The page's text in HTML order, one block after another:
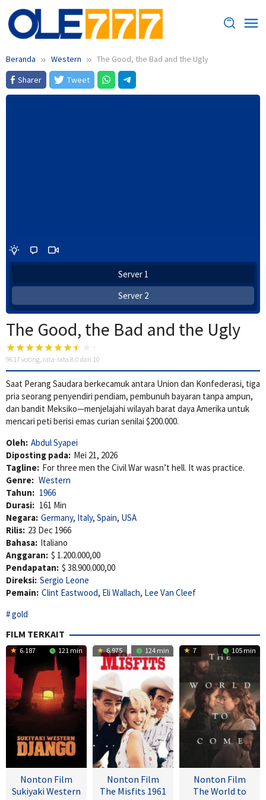
Loncat
ke
konten
Beranda Western
The Good, the Bad and the Ugly
Sharer
Tweet
Server 1
Server 2
The Good, the Bad and the Ugly
9617 voting, rata-rata 8.0 dari 10
Saat Perang Saudara berkecamuk antara Union dan Konfederasi, tiga
pria seorang penyendiri pendiam, pembunuh bayaran tanpa ampun,
dan bandit Meksiko—menjelajahi wilayah barat daya Amerika untuk
mencari peti berisi emas curian senilai $200.000.
Oleh: Abdul Syapei
Diposting pada: Mei 21, 2026
Tagline: For three men the Civil War wasn’t hell. It was practice.
Genre: Western
Tahun: 1966
Durasi: 161 Min
Negara: Germany, Italy, Spain, USA
Rilis: 23 Dec 1966
Bahasa: Italiano
Anggaran: $ 1.200.000,00
Pendapatan: $ 38.900.000,00
Direksi: Sergio Leone
Pemain: Clint Eastwood, Eli Wallach, Lee Van Cleef
gold
FILM TERKAIT
6.187 121 min
Nonton Film
Sukiyaki Western
6.975 124 min
Nonton Film
The Misfits 1961
7 105 min
Nonton Film
The World to